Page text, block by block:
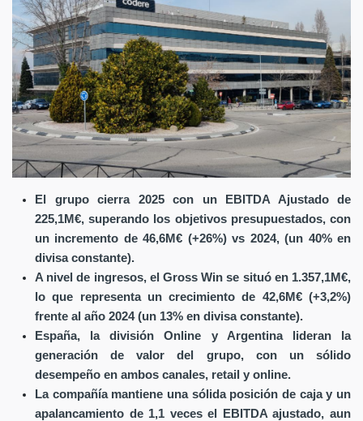
El grupo cierra 2025 con un EBITDA Ajustado de
225,1M€, superando los objetivos presupuestados, con
un incremento de 46,6M€ (+26%) vs 2024, (un 40% en
divisa constante).
A nivel de ingresos, el Gross Win se situó en 1.357,1M€,
lo que representa un crecimiento de 42,6M€ (+3,2%)
frente al año 2024 (un 13% en divisa constante).
España, la división Online y Argentina lideran la
generación de valor del grupo, con un sólido
desempeño en ambos canales, retail y online.
La compañía mantiene una sólida posición de caja y un
apalancamiento de 1,1 veces el EBITDA ajustado, aun